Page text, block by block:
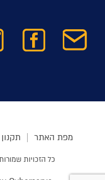
מפת האתר
כל הזכויות שמורות